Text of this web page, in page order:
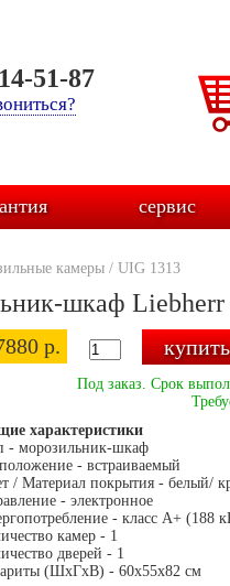
51-87
сервис
камеры / UIG 1313
шкаф Liebherr
р.
Под заказ. Срок
характеристики
- морозильник-шкаф
- встраиваемый
/ Материал покрытия - белый/
- электронное
- класс A+ (188
камер - 1
дверей - 1
(ШxГxВ) - 60x55x82 см